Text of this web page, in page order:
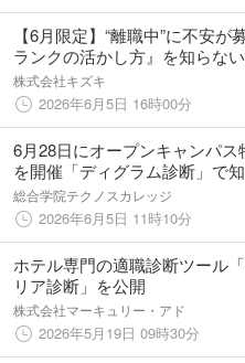
【6月限定】“離職中”に不安が
ランクの活かし方』を知らな
ア×支援のプロが徹底サポート
ア個別相談会を開催【完全無料
株式会社キズキ
2026年6月5日 16時00分
6月28日にオープンキャンパス
を開催「ディグラム診断」で
データ評論家 木原誠太郎氏が
して登壇
総合学院テクノスカレッジ
2026年6月5日 11時10分
ホテル専門の適職診断ツール
リア診断」を公開
株式会社マーキュリー・アド
2026年5月19日 09時30分